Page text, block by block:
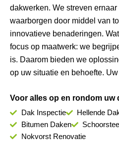
dakwerken. We streven
waarborgen door middel van
innovatieve benaderingen.
focus op maatwerk: we
is. Daarom bieden we
op uw situatie en behoefte.
Voor alles op en rondom uw
Dak Inspectie Hellende
Bitumen Daken
Nokvorst Renovatie